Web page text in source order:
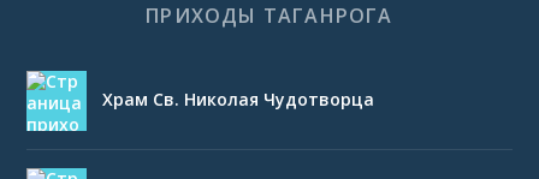
ПРИХОДЫ ТАГАНРОГА
Храм Св. Николая Чудотворца